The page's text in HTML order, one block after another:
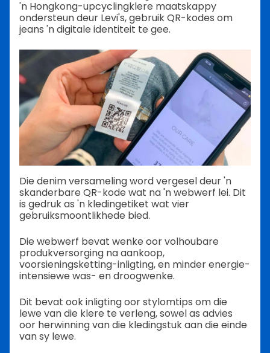
'n Hongkong-upcyclingklere maatskappy
ondersteun deur Levi's, gebruik QR-kodes om
jeans 'n digitale identiteit te gee.
Die denim versameling word vergesel deur 'n
skanderbare QR-kode wat na 'n webwerf lei. Dit
is gedruk as 'n kledingetiket wat vier
gebruiksmoontlikhede bied.
Die webwerf bevat wenke oor volhoubare
produkversorging na aankoop,
voorsieningsketting-inligting, en minder energie-
intensiewe was- en droogwenke.
Dit bevat ook inligting oor stylomtips om die
lewe van die klere te verleng, sowel as advies
oor herwinning van die kledingstuk aan die einde
van sy lewe.